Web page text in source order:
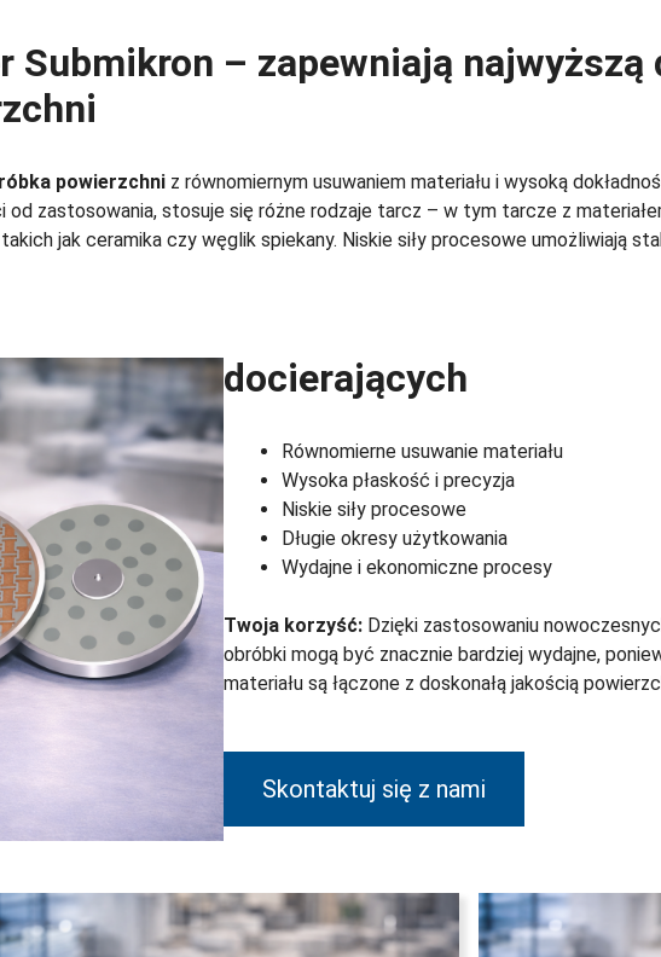
– zapewniają najwyższą
powierzchni z równomiernym usuwaniem materiału i wysoką
od zastosowania, stosuje się różne rodzaje tarcz – w tym tarcze z
jak ceramika czy węglik spiekany. Niskie siły procesowe umożliwiają
docierających
Równomierne usuwanie materiału
Wysoka płaskość i precyzja
Niskie siły procesowe
Długie okresy użytkowania
Wydajne i ekonomiczne procesy
Twoja korzyść: Dzięki zastosowaniu
obróbki mogą być znacznie bardziej wydajne,
materiału są łączone z doskonałą jakością
Skontaktuj się z nami